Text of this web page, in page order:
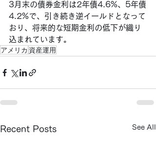
3月末の債券金利は2年債4.6%、5年債
4.2%で、引き続き逆イールドとなって
おり、将来的な短期金利の低下が織り
込まれています。
アメリカ 資産運用
Recent Posts See All